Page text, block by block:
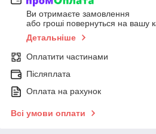
Ви отримаєте замовлення
або гроші повернуться на вашу
Детальніше
Оплатити частинами
Післяплата
Оплата на рахунок
Всі умови оплати